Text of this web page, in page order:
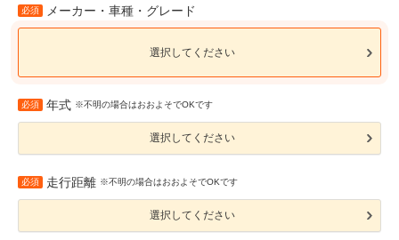
必須 メーカー・車種・グレード
選択してください
必須 年式 ※不明の場合はおおよそでOKです
選択してください
必須 走行距離 ※不明の場合はおおよそでOKです
選択してください